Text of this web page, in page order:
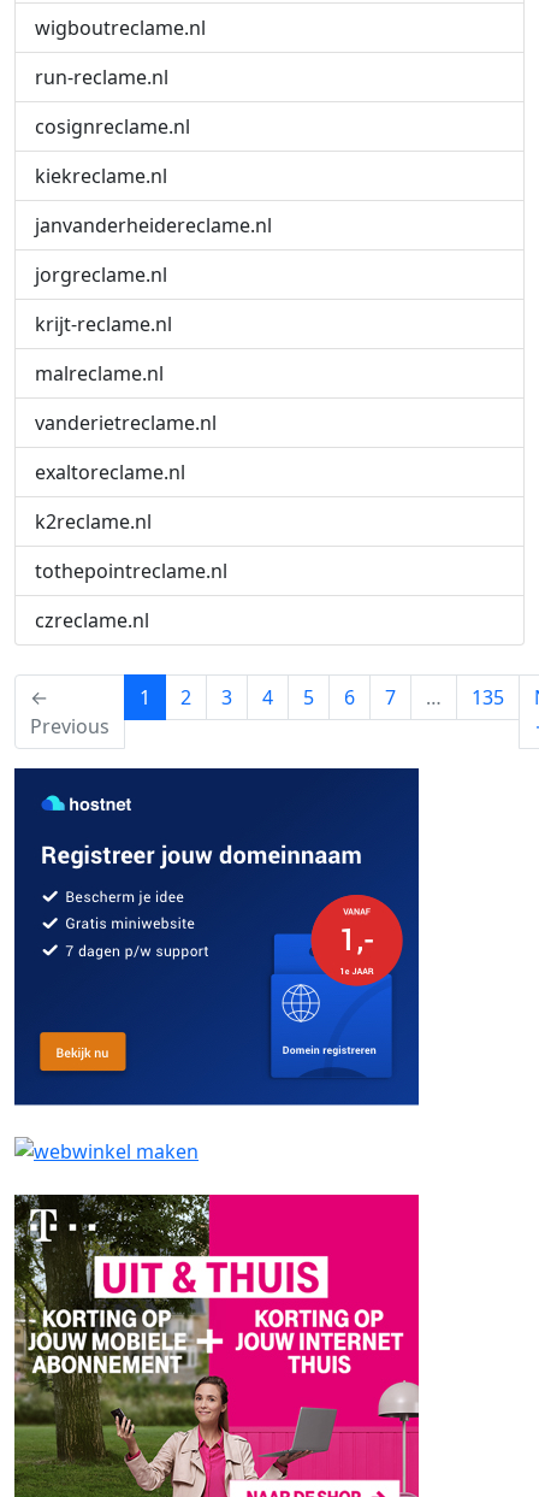
wigboutreclame.nl
run-reclame.nl
cosignreclame.nl
kiekreclame.nl
janvanderheidereclame.nl
jorgreclame.nl
krijt-reclame.nl
malreclame.nl
vanderietreclame.nl
exaltoreclame.nl
k2reclame.nl
tothepointreclame.nl
czreclame.nl
←
Previous
1 (current)
2 3 4 5 6 7 … 135